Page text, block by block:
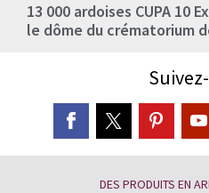
13 000 ardoises CUPA 10
le dôme du crématorium
DES PRODUITS EN